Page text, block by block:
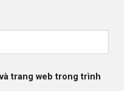
trang web trong trình